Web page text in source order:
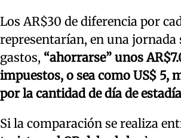
Los AR$30 de diferencia por
representarían, en una jornada
gastos, “ahorrarse” unos
impuestos, o sea como US$ 5,
por la cantidad de día de
Si la comparación se realiza